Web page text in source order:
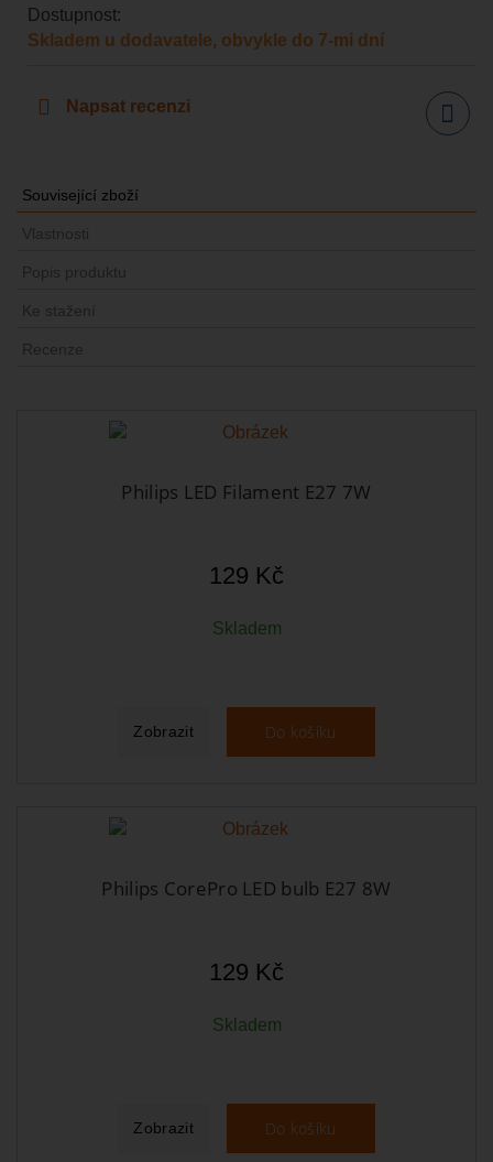
Dostupnost:
Skladem u dodavatele, obvykle do 7-mi dní
Napsat recenzi
Sdílet
Související zboží
Vlastnosti
Popis produktu
Ke stažení
Recenze
Philips LED Filament E27 7W
129 Kč
Skladem
Zobrazit Do košíku
Philips CorePro LED bulb E27 8W
129 Kč
Skladem
Zobrazit Do košíku